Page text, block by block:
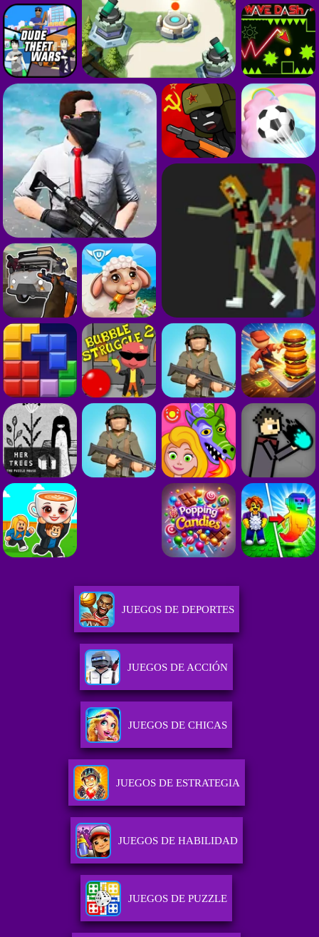
JUEGOS DE DEPORTES
JUEGOS DE ACCIÓN
JUEGOS DE CHICAS
JUEGOS DE ESTRATEGIA
JUEGOS DE HABILIDAD
JUEGOS DE PUZZLE